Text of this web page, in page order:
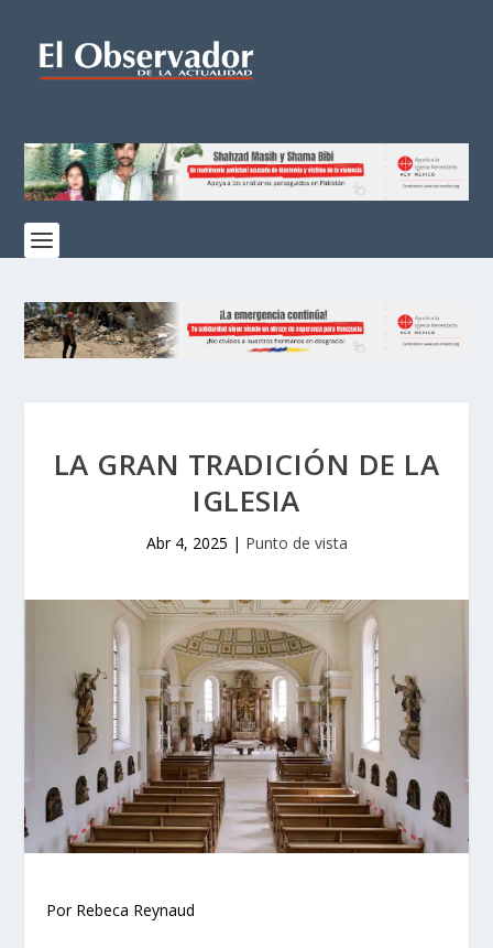
LA GRAN TRADICIÓN DE LA
IGLESIA
Abr 4, 2025 | Punto de vista
Por Rebeca Reynaud